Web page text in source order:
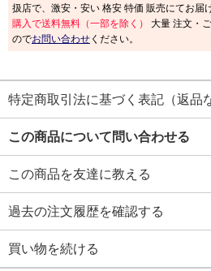
扱店で、激安・安い 格安 特価 販売にてお届
購入で送料無料（一部を除く）
大量 注文・
のでお問い合わせ ください。
特定商取引法に基づく表記（返品
この商品について問い合わせる
この商品を友達に教える
過去の注文履歴を確認する
買い物を続ける